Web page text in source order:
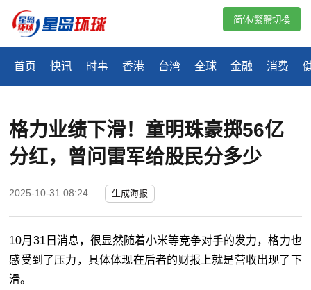
首页 快讯 时事 香港 台湾 全球 金融 消费
简体/繁體切換
格力业绩下滑！童明珠豪掷56亿
分红，曾问雷军给股民分多少
2025-10-31 08:24 生成海报
10月31日消息，很显然随着小米等竞争对手的发力，格力也
感受到了压力，具体体现在后者的财报上就是营收出现了下
滑。